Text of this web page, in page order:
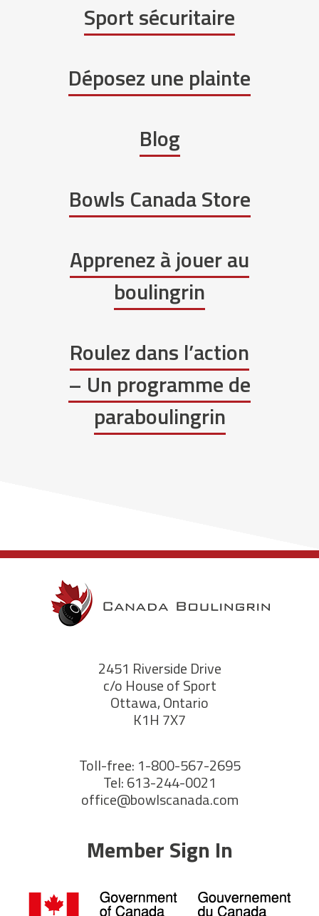
Sport sécuritaire
Déposez une plainte
Blog
Bowls Canada Store
Apprenez à jouer au
boulingrin
Roulez dans l’action
– Un programme de
paraboulingrin
2451 Riverside Drive
c/o House of Sport
Ottawa, Ontario
K1H 7X7
Toll-free: 1-800-567-2695
Tel: 613-244-0021
office@bowlscanada.com
Member Sign In